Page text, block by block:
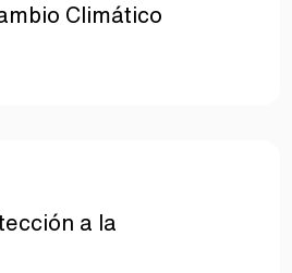
Climático
a la